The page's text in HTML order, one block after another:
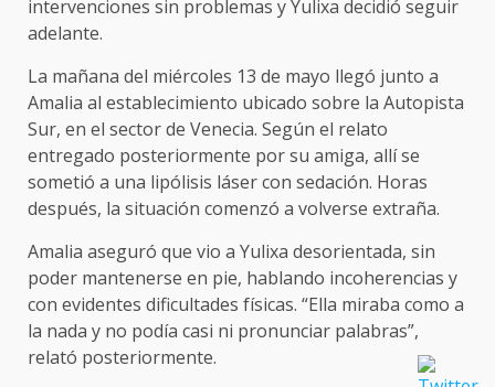
intervenciones sin problemas y Yulixa decidió seguir
adelante.
La mañana del miércoles 13 de mayo llegó junto a
Amalia al establecimiento ubicado sobre la Autopista
Sur, en el sector de Venecia. Según el relato
entregado posteriormente por su amiga, allí se
sometió a una lipólisis láser con sedación. Horas
después, la situación comenzó a volverse extraña.
Amalia aseguró que vio a Yulixa desorientada, sin
poder mantenerse en pie, hablando incoherencias y
con evidentes dificultades físicas. “Ella miraba como a
la nada y no podía casi ni pronunciar palabras”,
relató posteriormente.